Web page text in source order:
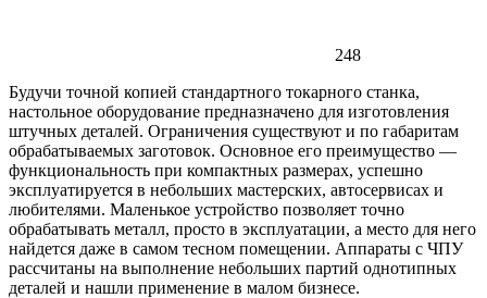
248
Будучи точной копией стандартного токарного станка,
настольное оборудование предназначено для изготовления
штучных деталей. Ограничения существуют и по габаритам
обрабатываемых заготовок. Основное его преимущество —
функциональность при компактных размерах, успешно
эксплуатируется в небольших мастерских, автосервисах и
любителями. Маленькое устройство позволяет точно
обрабатывать металл, просто в эксплуатации, а место для него
найдется даже в самом тесном помещении. Аппараты с ЧПУ
рассчитаны на выполнение небольших партий однотипных
деталей и нашли применение в малом бизнесе.